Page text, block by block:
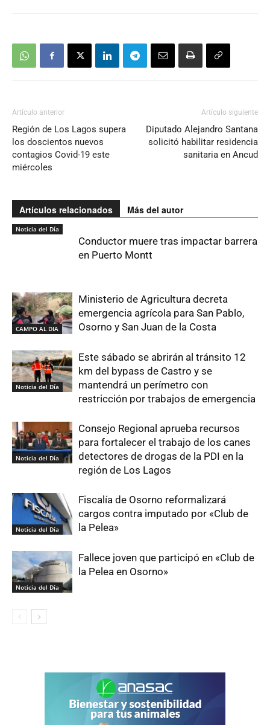
Artículo anterior
Región de Los Lagos supera
los doscientos nuevos
contagios Covid-19 este
miércoles
Artículo siguiente
Diputado Alejandro Santana
solicitó habilitar residencia
sanitaria en Ancud
Artículos relacionados Más del autor
Noticia del Día
Conductor muere tras impactar barrera
en Puerto Montt
CAMPO AL DIA
Ministerio de Agricultura decreta
emergencia agrícola para San Pablo,
Osorno y San Juan de la Costa
Noticia del Día
Este sábado se abrirán al tránsito 12
km del bypass de Castro y se
mantendrá un perímetro con
restricción por trabajos de emergencia
Noticia del Día
Consejo Regional aprueba recursos
para fortalecer el trabajo de los canes
detectores de drogas de la PDI en la
región de Los Lagos
Noticia del Día
Fiscalía de Osorno reformalizará
cargos contra imputado por «Club de
la Pelea»
Noticia del Día
Fallece joven que participó en «Club de
la Pelea en Osorno»